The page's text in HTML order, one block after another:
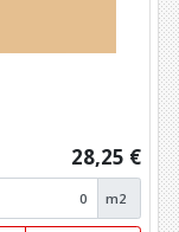
28,25 €
m2